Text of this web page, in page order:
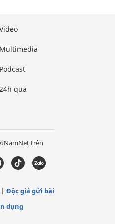
Video
Multimedia
Podcast
24h qua
trên
Độc giả gửi bài
dụng